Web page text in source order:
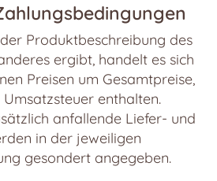
der Produktbeschreibung des
ergibt, handelt es sich
Preisen um Gesamtpreise,
enthalten.
anfallende Liefer- und
in der jeweiligen
gesondert angegeben.